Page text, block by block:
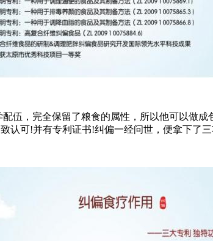
，完全保留了粮食的属性，所以他可以做成
认可!并有专利证书!纠偏一经问世，便拿下了